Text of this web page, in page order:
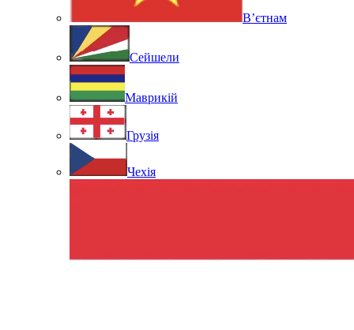
В’єтнам
Сейшели
Маврикій
Грузія
Чехія